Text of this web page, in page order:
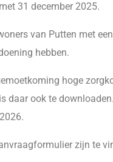
31 december 2025.
van Putten met
hebben.
hoge
daar ook te
zijn te